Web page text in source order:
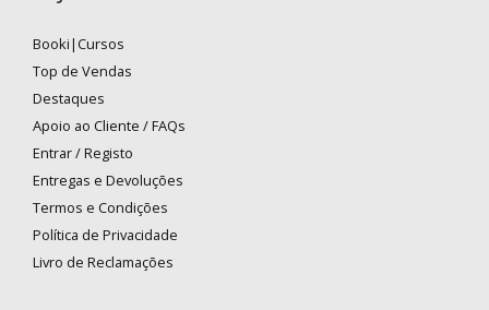
Booki|Cursos
Top de Vendas
Destaques
Apoio ao Cliente / FAQs
Entrar / Registo
Entregas e Devoluções
Termos e Condições
Política de Privacidade
Livro de Reclamações